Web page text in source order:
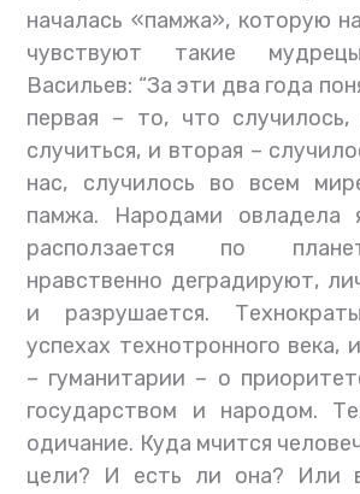
началась «памжа», которую
чувствуют такие
Васильев: “За эти два года
первая – то, что
случиться, и вторая –
нас, случилось во всем
памжа. Народами овладела
расползается по
нравственно деградируют,
и разрушается.
успехах технотронного века,
– гуманитарии – о
государством и народом.
одичание. Куда мчится
цели? И есть ли она? Или